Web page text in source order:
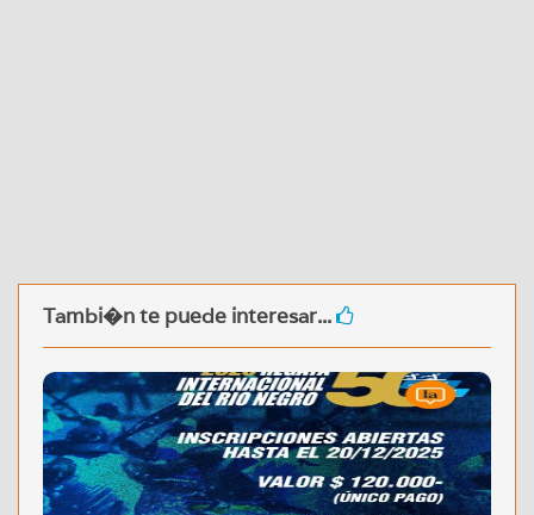
Tambi�n te puede interesar...